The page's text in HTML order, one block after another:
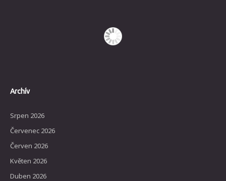
Archív
Srpen 2026
Červenec 2026
Červen 2026
Květen 2026
Duben 2026